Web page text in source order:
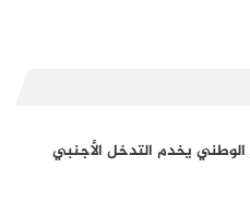
الوطني يخدم التدخل الأجنبي